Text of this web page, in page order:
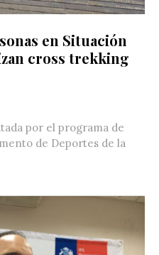
en Situación
cross trekking
por el programa de
de Deportes de la